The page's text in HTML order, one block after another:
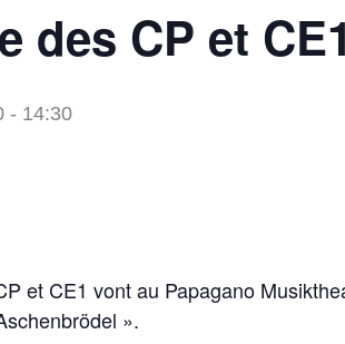
des CP et CE1
- 14:30
et CE1 vont au Papagano
».